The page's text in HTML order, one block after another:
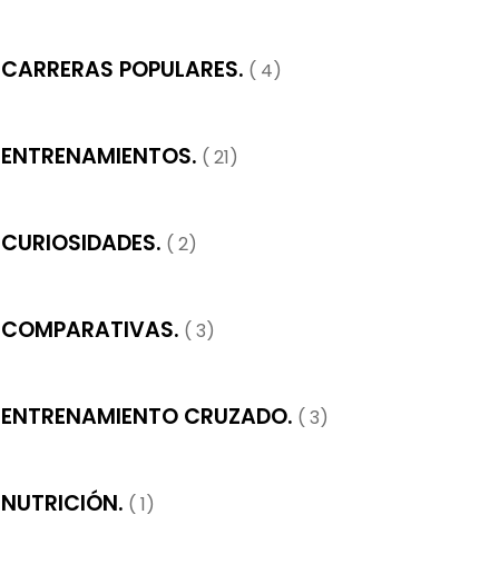
CARRERAS POPULARES. ( 4)
ENTRENAMIENTOS. ( 21)
CURIOSIDADES. ( 2)
COMPARATIVAS. ( 3)
ENTRENAMIENTO CRUZADO. ( 3)
NUTRICIÓN. ( 1)